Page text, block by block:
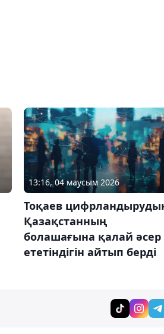
13:16, 04 маусым 2026
Тоқаев
Қазақстанның
болашағына қалай әсер
ететіндігін айтып берді